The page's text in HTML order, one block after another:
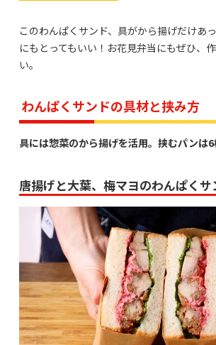
このわんぱくサンド、具がから揚げだけあ
にもとってもいい！お花見弁当にもぜひ、
い。
わんぱくサンドの具材と挟み方
具には惣菜のから揚げを活用。挟むパンは
唐揚げと大葉、梅マヨのわんぱくサ